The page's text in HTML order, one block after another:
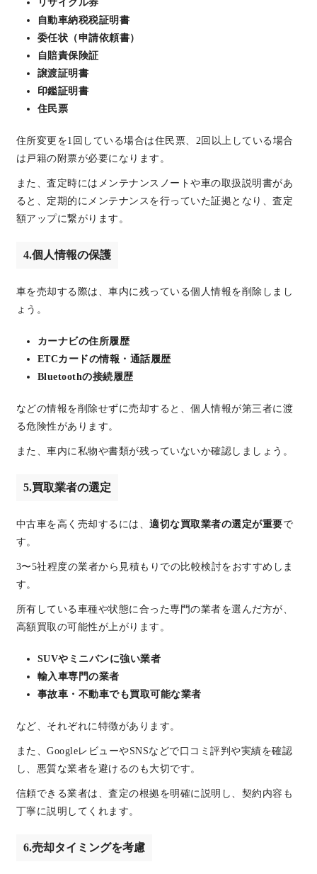
リサイクル券
自動車納税税証明書
委任状（申請依頼書）
自賠責保険証
譲渡証明書
印鑑証明書
住民票
住所変更を1回している場合は住民票、2回以上している場合
は戸籍の附票が必要になります。
また、査定時にはメンテナンスノートや車の取扱説明書があ
ると、定期的にメンテナンスを行っていた証拠となり、査定
額アップに繋がります。
4.個人情報の保護
車を売却する際は、車内に残っている個人情報を削除しまし
ょう。
カーナビの住所履歴
ETCカードの情報・通話履歴
Bluetoothの接続履歴
などの情報を削除せずに売却すると、個人情報が第三者に渡
る危険性があります。
また、車内に私物や書類が残っていないか確認しましょう。
5.買取業者の選定
中古車を高く売却するには、 適切な買取業者の選定が重要で
す。
3〜5社程度の業者から見積もりでの比較検討をおすすめしま
す。
所有している車種や状態に合った専門の業者を選んだ方が、
高額買取の可能性が上がります。
SUVやミニバンに強い業者
輸入車専門の業者
事故車・不動車でも買取可能な業者
など、それぞれに特徴があります。
また、GoogleレビューやSNSなどで口コミ評判や実績を確認
し、悪質な業者を避けるのも大切です。
信頼できる業者は、査定の根拠を明確に説明し、契約内容も
丁寧に説明してくれます。
6.売却タイミングを考慮